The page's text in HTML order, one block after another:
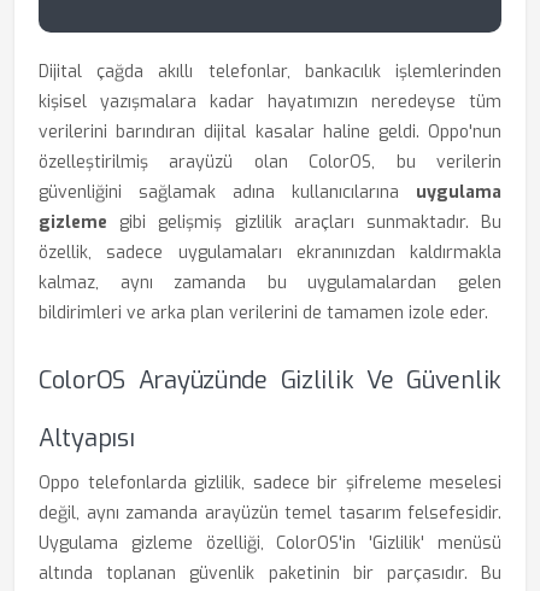
Dijital çağda akıllı telefonlar, bankacılık işlemlerinden
kişisel yazışmalara kadar hayatımızın neredeyse tüm
verilerini barındıran dijital kasalar haline geldi. Oppo'nun
özelleştirilmiş arayüzü olan ColorOS, bu verilerin
güvenliğini sağlamak adına kullanıcılarına uygulama
gizleme gibi gelişmiş gizlilik araçları sunmaktadır. Bu
özellik, sadece uygulamaları ekranınızdan kaldırmakla
kalmaz, aynı zamanda bu uygulamalardan gelen
bildirimleri ve arka plan verilerini de tamamen izole eder.
ColorOS Arayüzünde Gizlilik Ve Güvenlik
Altyapısı
Oppo telefonlarda gizlilik, sadece bir şifreleme meselesi
değil, aynı zamanda arayüzün temel tasarım felsefesidir.
Uygulama gizleme özelliği, ColorOS'in 'Gizlilik' menüsü
altında toplanan güvenlik paketinin bir parçasıdır. Bu